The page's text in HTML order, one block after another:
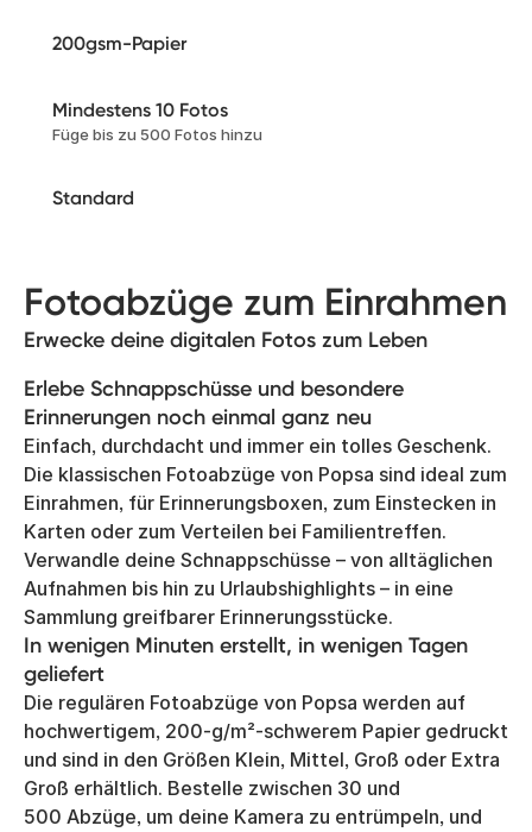
200gsm-Papier
Mindestens 10 Fotos
Füge bis zu 500 Fotos hinzu
Standard
Fotoabzüge zum Einrahmen
Erwecke deine digitalen Fotos zum Leben
Erlebe Schnappschüsse und besondere
Erinnerungen noch einmal ganz neu
Einfach, durchdacht und immer ein tolles Geschenk.
Die klassischen Fotoabzüge von Popsa sind ideal zum
Einrahmen, für Erinnerungsboxen, zum Einstecken in
Karten oder zum Verteilen bei Familientreffen.
Verwandle deine Schnappschüsse – von alltäglichen
Aufnahmen bis hin zu Urlaubshighlights – in eine
Sammlung greifbarer Erinnerungsstücke.
In wenigen Minuten erstellt, in wenigen Tagen
geliefert
Die regulären Fotoabzüge von Popsa werden auf
hochwertigem, 200-g/m²-schwerem Papier gedruckt
und sind in den Größen Klein, Mittel, Groß oder Extra
Groß erhältlich. Bestelle zwischen 30 und
500 Abzüge, um deine Kamera zu entrümpeln, und